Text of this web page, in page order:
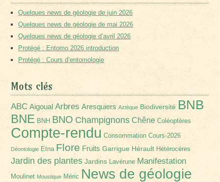
Quelques news de géologie de juin 2026
Quelques news de géologie de mai 2026
Quelques news de géologie d’avril 2026
Protégé : Entomo 2026 introduction
Protégé : Cours d’entomologie
Mots clés
ABC Aigoual Arbres Aresquiers Aztèque Biodiversité BNB
BNE BNH BNO Champignons Chêne Coléoptères
Compte-rendu Consommation Cours-2026
Déontologie Etna Flore Fruits Garrigue Hérault Hétérocères
Jardin des plantes Jardins Lavérune Manifestation
Moulinet Moustique Méric News de géologie